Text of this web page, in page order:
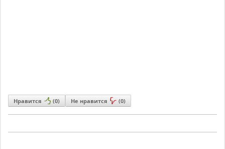
Нравится (0) Не нравится (0)